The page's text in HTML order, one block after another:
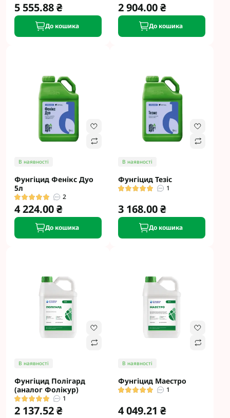
5 555.88 ₴
До кошика
2 904.00 ₴
До кошика
В наявності
Фунгіцид Фенікс Дуо
5л
2
4 224.00 ₴
До кошика
В наявності
Фунгіцид Тезіс
1
3 168.00 ₴
До кошика
В наявності
Фунгіцид Полігард
(аналог Фолікур)
1
2 137.52 ₴
В наявності
Фунгіцид Маестро
1
4 049.21 ₴